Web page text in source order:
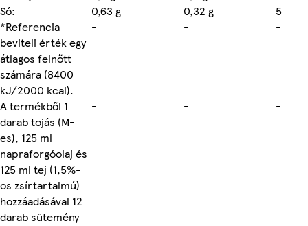
Só:
0,63 g 0,32 g
5
*Referencia
beviteli érték egy
átlagos felnőtt
számára (8400
kJ/2000 kcal).
- - -
A termékből 1
darab tojás (M-
es), 125 ml
napraforgóolaj és
125 ml tej (1,5%-
os zsírtartalmú)
hozzáadásával 12
darab sütemény
- - -